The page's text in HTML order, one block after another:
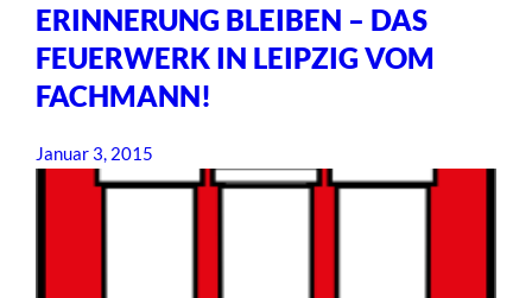
ERINNERUNG BLEIBEN – DAS
FEUERWERK IN LEIPZIG VOM
FACHMANN!
Januar 3, 2015